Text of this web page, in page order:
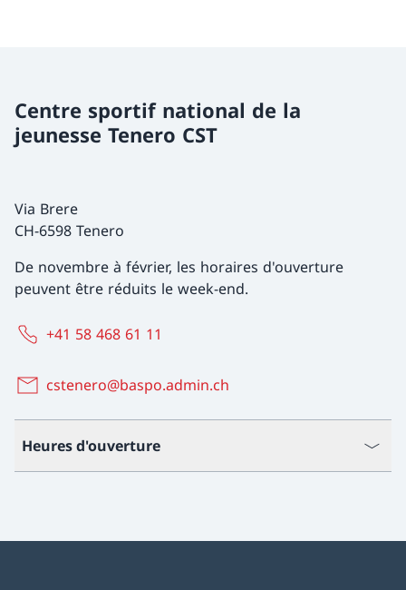
Centre sportif national de la
jeunesse Tenero CST
Via Brere
CH-6598 Tenero
De novembre à février, les horaires d'ouverture
peuvent être réduits le week-end.
+41 58 468 61 11
cstenero@baspo.admin.ch
Heures d'ouverture